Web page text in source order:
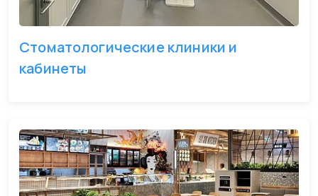
Стоматологические клиники и
кабинеты